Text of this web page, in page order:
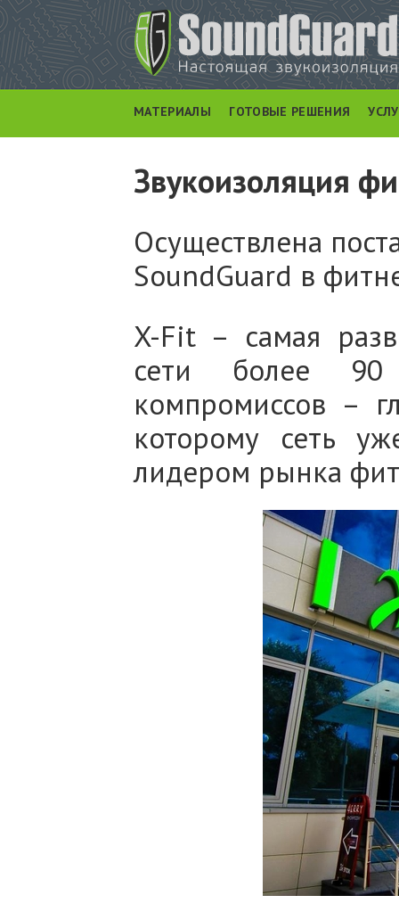
МАТЕРИАЛЫ ГОТОВЫЕ РЕШЕНИЯ
Звукоизоляция
Осуществлена
SoundGuard в
X-Fit – самая
сети более 90
компромиссов –
которому сеть
лидером рынка